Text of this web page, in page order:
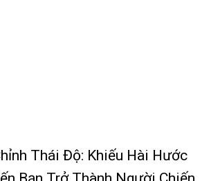
Thái Độ: Khiếu Hài Hước